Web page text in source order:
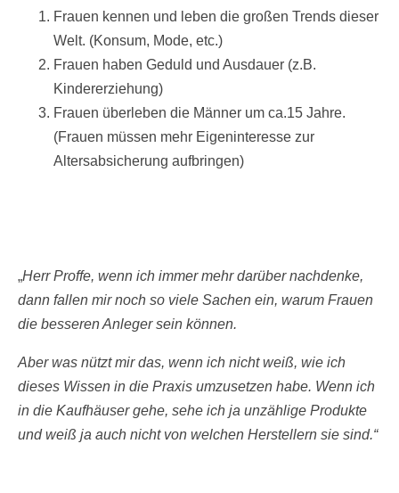
Frauen kennen und leben die großen Trends dieser
Welt. (Konsum, Mode, etc.)
Frauen haben Geduld und Ausdauer (z.B.
Kindererziehung)
Frauen überleben die Männer um ca.15 Jahre.
(Frauen müssen mehr Eigeninteresse zur
Altersabsicherung aufbringen)
„Herr Proffe, wenn ich immer mehr darüber nachdenke,
dann fallen mir noch so viele Sachen ein, warum Frauen
die besseren Anleger sein können.
Aber was nützt mir das, wenn ich nicht weiß, wie ich
dieses Wissen in die Praxis umzusetzen habe. Wenn ich
in die Kaufhäuser gehe, sehe ich ja unzählige Produkte
und weiß ja auch nicht von welchen Herstellern sie sind.“